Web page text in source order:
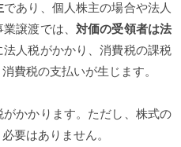
であり、個人株主の場合や法人
譲渡では、 対価の受領者は法
人税がかかり、消費税の課税
費税の支払いが生じます。
かかります。ただし、株式の
要はありません。